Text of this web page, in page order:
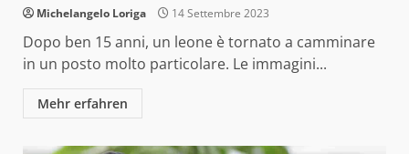
Michelangelo Loriga 14 Settembre 2023
Dopo ben 15 anni, un leone è tornato a camminare
in un posto molto particolare. Le immagini...
Mehr erfahren